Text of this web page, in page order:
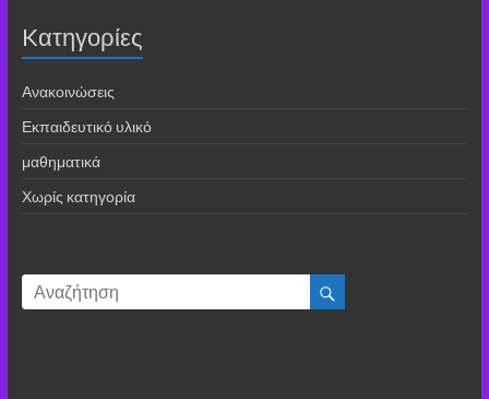
Kατηγορίες
Ανακοινώσεις
Εκπαιδευτικό υλικό
μαθηματικά
Χωρίς κατηγορία